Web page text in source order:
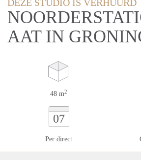
DEZE STUDIO IS VERHUURD
AAT IN
48 m2
07
Per direct